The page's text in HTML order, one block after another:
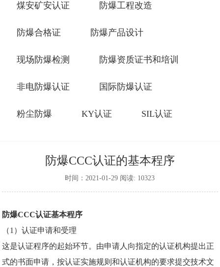
煤安矿安认证 防爆工程改造
防爆合格证 防爆产品设计
现场防爆检测 防爆资质证书和培训
非电防爆认证 国际防爆认证
粉尘防爆 KY认证 SIL认证
防爆CCC认证的基本程序
时间：2021-01-29 阅读: 10323
防爆CCC认证基本程序
（1）认证申请和受理
这是认证程序的起始环节。由申请人向指定的认证机构提出正
式的书面申请，按认证实施规则和认证机构的要求提交技术文